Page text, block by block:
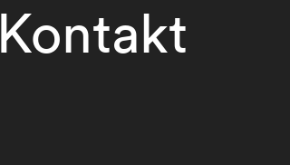
Kontakt